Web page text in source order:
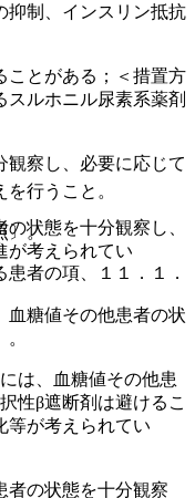
抑制、インスリン抵抗
ことがある；＜措置方
ルホニル尿素系薬剤
察し、必要に応じて
状態を十分観察し、
が考えられてい
糖値その他患者の状
は、血糖値その他患
性β遮断剤は避けるこ
等が考えられてい
者の状態を十分観察
行うこと。
〕。
者の項、１１．１．